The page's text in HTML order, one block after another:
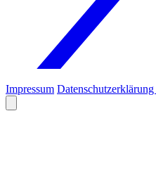
Impressum Datenschutzerklärung